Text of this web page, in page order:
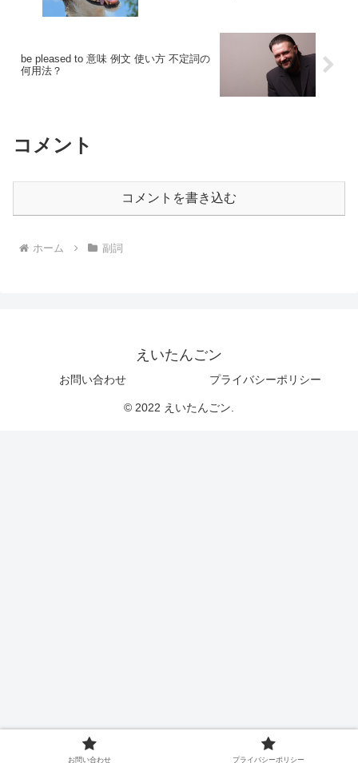
be pleased to 意味 例文 使い方 不定詞の
何用法？
コメント
コメントを書き込む
ホーム 副詞
えいたんごン
お問い合わせ プライバシーポリシー
© 2022 えいたんごン.
お問い合わせ プライバシーポリシー